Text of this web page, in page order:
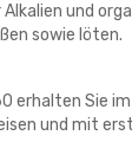
und
sowie löten.
erhalten Sie im
und mit